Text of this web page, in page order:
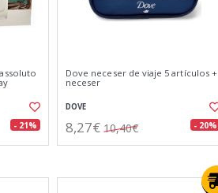
- 21%
Dove neceser de viaje 5 artículos +
neceser
DOVE
8,27€ 10,40€ - 20%